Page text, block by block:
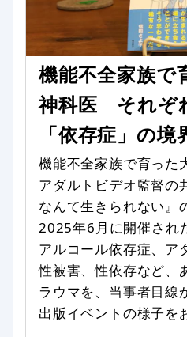
機能不全家族で
神科医 それぞ
「依存症」の境
機能不全家族で育った
アダルトビデオ監督の
なんて生きられない』
2025年6月に開催され
アルコール依存症、ア
性被害、性依存など、
ラウマを、当事者目線
出版イベントの様子を